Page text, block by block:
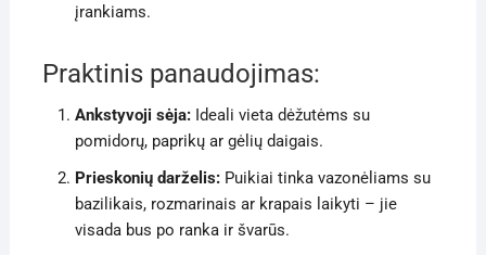
įrankiams.
Praktinis panaudojimas:
Ankstyvoji sėja:Ideali vieta dėžutėms su
pomidorų, paprikų ar gėlių daigais.
Prieskonių darželis:Puikiai tinka vazonėliams su
bazilikais, rozmarinais ar krapais laikyti – jie
visada bus po ranka ir švarūs.